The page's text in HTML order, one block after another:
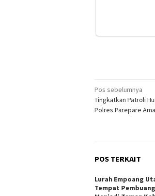
Navigasi
pos
Pos sebelumnya
Tingkatkan Patroli
Polres Parepare
POS TERKAIT
Lurah Empoang
Tempat